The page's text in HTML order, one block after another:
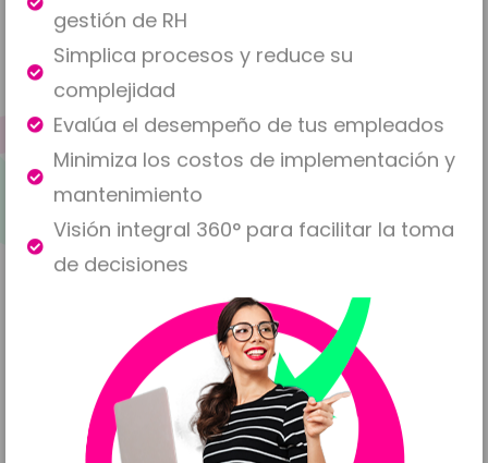
gestión de RH
Simplica procesos y reduce su
complejidad
Evalúa el desempeño de tus empleados
Minimiza los costos de implementación y
mantenimiento
Visión integral 360° para facilitar la toma
de decisiones